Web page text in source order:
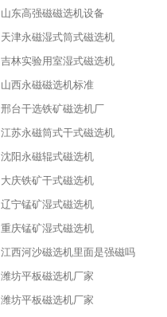
山东高强磁磁选机设备
天津永磁湿式筒式磁选机
吉林实验用室湿式磁选机
山西永磁磁选机标准
邢台干选铁矿磁选机厂
江苏永磁筒式干式磁选机
沈阳永磁辊式磁选机
大庆铁矿干式磁选机
辽宁锰矿湿式磁选机
重庆锰矿湿式磁选机
江西河沙磁选机里面是强磁吗
潍坊平板磁选机厂家
潍坊平板磁选机厂家